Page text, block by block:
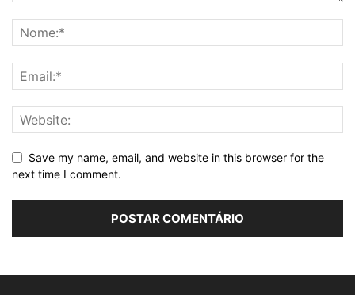
Save my name, email, and website in this browser for the
next time I comment.